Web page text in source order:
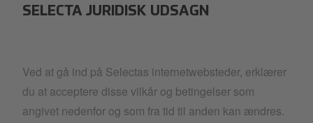
SELECTA JURIDISK UDSAGN
Ved at gå ind på Selectas internetwebsteder, erklærer
du at acceptere disse vilkår og betingelser som
angivet nedenfor og som fra tid til anden kan ændres.